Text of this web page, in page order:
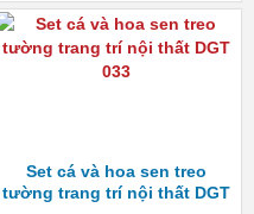
Set cá và hoa sen treo
tường trang trí nội thất DGT